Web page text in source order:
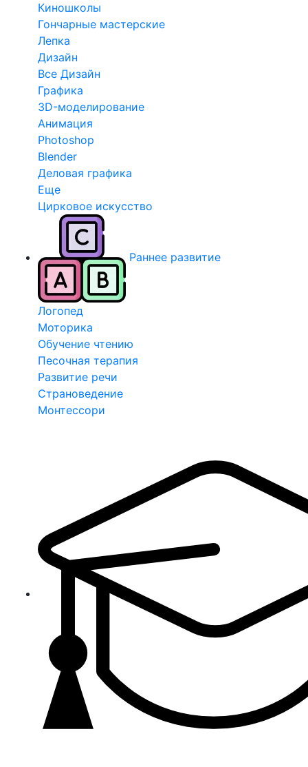
Киношколы
Гончарные мастерские
Лепка
Дизайн
Все Дизайн
Графика
3D-моделирование
Анимация
Photoshop
Blender
Деловая графика
Еще
Цирковое искусство
Раннее развитие
Логопед
Моторика
Обучение чтению
Песочная терапия
Развитие речи
Страноведение
Монтессори